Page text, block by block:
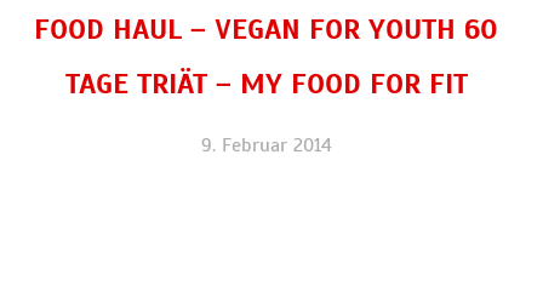
FOOD HAUL – VEGAN FOR YOUTH 60
TAGE TRIÄT – MY FOOD FOR FIT
9. Februar 2014